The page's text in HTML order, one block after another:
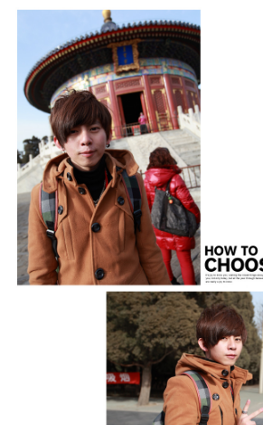
任。
４．使用「AFTEE先享後付」時，將依據個別帳
時審查核予不同之上限額度；若仍有額度不足之情
請求用戶進行身份認證。
５．嚴禁一人註冊多個帳號或使用他人資訊註冊。
恩沛科技股份有限公司將有權停止該用戶之使用